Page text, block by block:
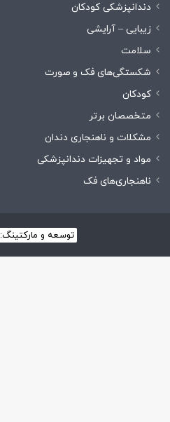
دندانپزشکی کودکان
زیبایی – آرایشی
سلامت
شکستگی‌های فک و صورت
کودکان
متخصصان برتر
مشکلات و ناهنجاری دندان
مواد و تجهیزات دندانپزشکی
ناهنجاری‌های فک
توسعه و مارکتینگ: